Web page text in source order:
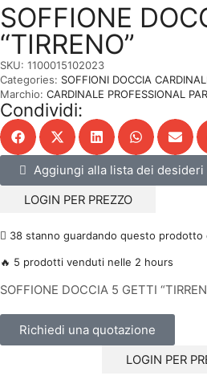
SOFFIONE
“TIRRENO”
SKU: 1100015102023
Categories: SOFFIONI DOCCIA
Marchio: CARDINALE PROFESSIONAL
Condividi:
Aggiungi alla lista dei desideri
LOGIN PER PREZZO
38 stanno guardando questo prodotto
🔥 5 prodotti venduti nelle 2 hours
SOFFIONE DOCCIA 5 GETTI
Richiedi una quotazione
LOGIN PER